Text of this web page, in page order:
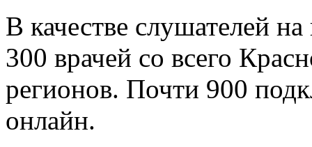
В качестве слушателей
300 врачей со всего
регионов. Почти 900
онлайн.